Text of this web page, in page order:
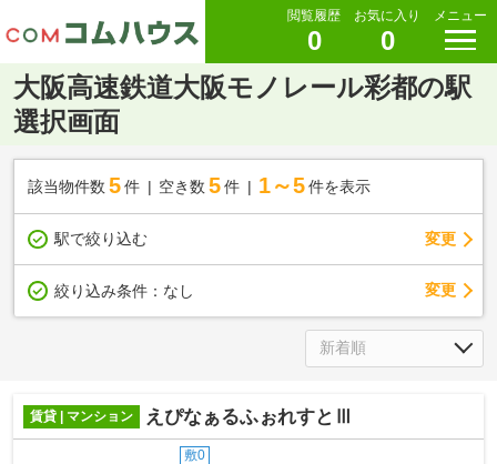
閲覧履歴
0
お気に入り
0
メニュー
大阪高速鉄道大阪モノレール彩都の駅
選択画面
該当物件数 5件 空き数 5 件 1～5 件を表示
駅で絞り込む 変更
絞り込み条件： なし 変更
賃貸 | マンション えぴなぁるふぉれすとⅢ
敷0